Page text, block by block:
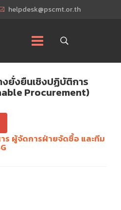
helpdesk@pscmt.or.th
ยั่งยืนเชิงปฏิบัติการ
Procurement)
ร ผู้จัดการฝ่ายจัดซื้อ และทีม